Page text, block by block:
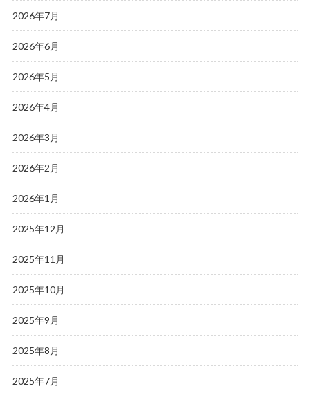
2026年7月
2026年6月
2026年5月
2026年4月
2026年3月
2026年2月
2026年1月
2025年12月
2025年11月
2025年10月
2025年9月
2025年8月
2025年7月